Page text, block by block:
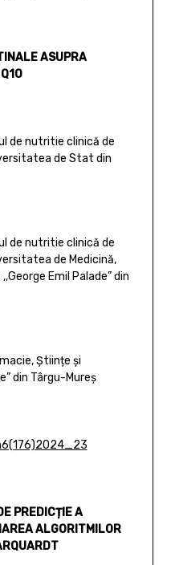
ASUPRA
de nutritie clinică de
de Stat din
de nutritie clinică de
de Medicină,
Emil Palade” din
Științe și
din Târgu-Mureș
PREDICȚIE A
ALGORITMILOR